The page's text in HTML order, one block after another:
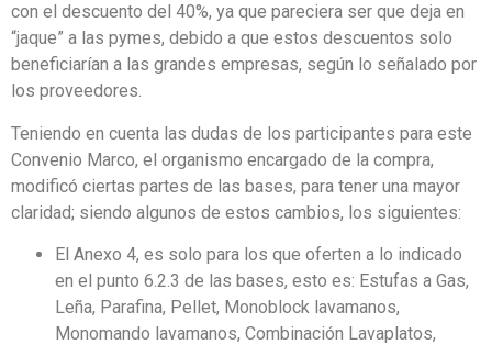
con el descuento del 40%, ya que pareciera ser que deja en
“jaque” a las pymes, debido a que estos descuentos solo
beneficiarían a las grandes empresas, según lo señalado por
los proveedores.
Teniendo en cuenta las dudas de los participantes para este
Convenio Marco, el organismo encargado de la compra,
modificó ciertas partes de las bases, para tener una mayor
claridad; siendo algunos de estos cambios, los siguientes:
El Anexo 4, es solo para los que oferten a lo indicado
en el punto 6.2.3 de las bases, esto es: Estufas a Gas,
Leña, Parafina, Pellet, Monoblock lavamanos,
Monomando lavamanos, Combinación Lavaplatos,